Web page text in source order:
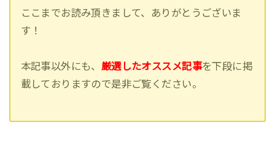
ここまでお読み頂きまして、ありがとうございま
す！
本記事以外にも、 厳選したオススメ記事を下段に掲
載しておりますので是非ご覧ください。